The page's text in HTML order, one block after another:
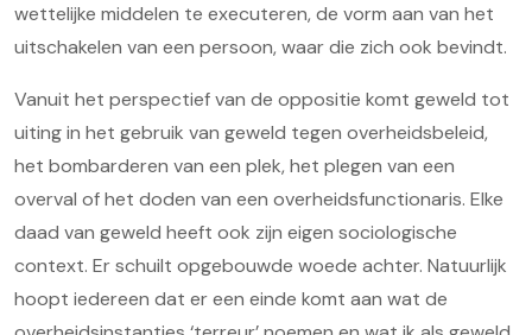
wettelijke middelen te executeren, de vorm aan van het
uitschakelen van een persoon, waar die zich ook bevindt.
Vanuit het perspectief van de oppositie komt geweld tot
uiting in het gebruik van geweld tegen overheidsbeleid,
het bombarderen van een plek, het plegen van een
overval of het doden van een overheidsfunctionaris. Elke
daad van geweld heeft ook zijn eigen sociologische
context. Er schuilt opgebouwde woede achter. Natuurlijk
hoopt iedereen dat er een einde komt aan wat de